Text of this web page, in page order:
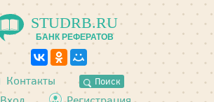
STUDRB.RU
БАНК РЕФЕРАТОВ
Контакты Поиск